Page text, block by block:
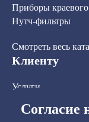
Согласие
Приборы краевого
Нутч-фильтры
Смотреть весь
Клиенту
Услуги
В наличии на